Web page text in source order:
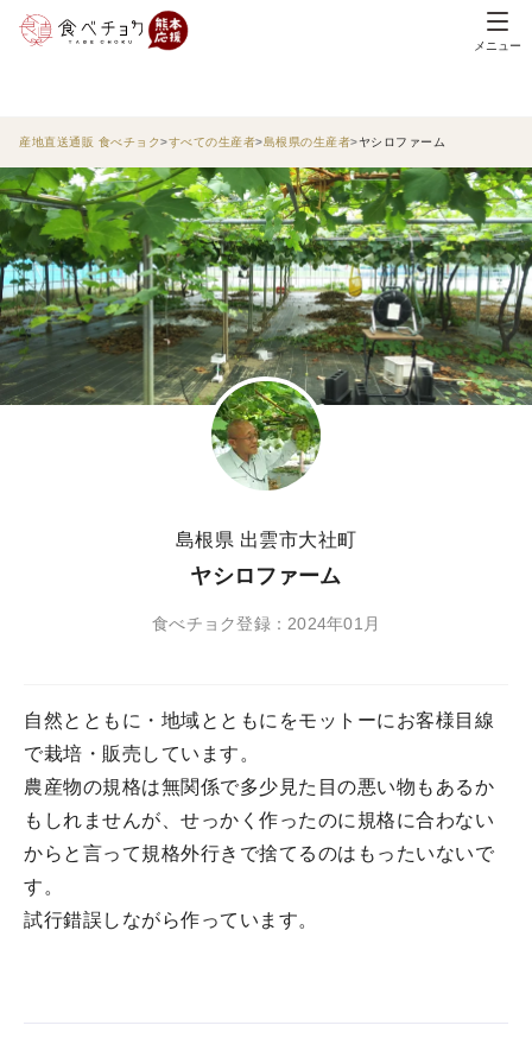
メニュー
産地直送通販 食べチョク すべての生産者 島根県の生産者 ヤシロファーム
島根県 出雲市大社町
ヤシロファーム
食べチョク登録：2024年01月
自然とともに・地域とともにをモットーにお客様目線
で栽培・販売しています。
農産物の規格は無関係で多少見た目の悪い物もあるか
もしれませんが、せっかく作ったのに規格に合わない
からと言って規格外行きで捨てるのはもったいないで
す。
試行錯誤しながら作っています。